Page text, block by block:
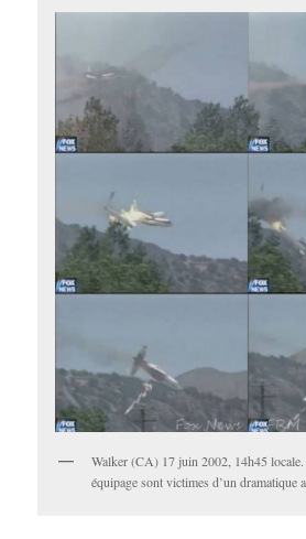
Walker (CA) 17 juin 2002, 14h45 locale.
équipage sont victimes d’un